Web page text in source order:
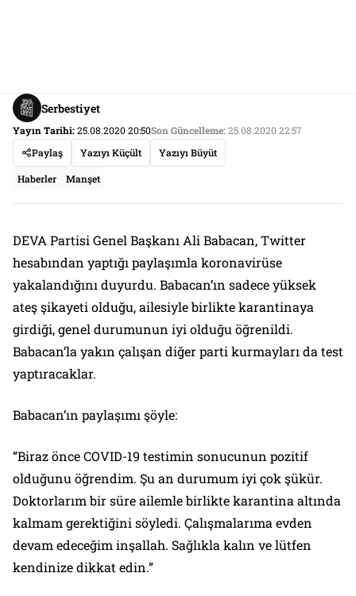
Serbestiyet
Yayın Tarihi:25.08.2020 20:50Son Güncelleme:25.08.2020 22:57
Paylaş
Yazıyı Küçült Yazıyı Büyüt
Haberler Manşet
DEVA Partisi Genel Başkanı Ali Babacan, Twitter
hesabından yaptığı paylaşımla koronavirüse
yakalandığını duyurdu. Babacan’ın sadece yüksek
ateş şikayeti olduğu, ailesiyle birlikte karantinaya
girdiği, genel durumunun iyi olduğu öğrenildi.
Babacan’la yakın çalışan diğer parti kurmayları da test
yaptıracaklar.
Babacan’ın paylaşımı şöyle:
“Biraz önce COVID-19 testimin sonucunun pozitif
olduğunu öğrendim. Şu an durumum iyi çok şükür.
Doktorlarım bir süre ailemle birlikte karantina altında
kalmam gerektiğini söyledi. Çalışmalarıma evden
devam edeceğim inşallah. Sağlıkla kalın ve lütfen
kendinize dikkat edin.”